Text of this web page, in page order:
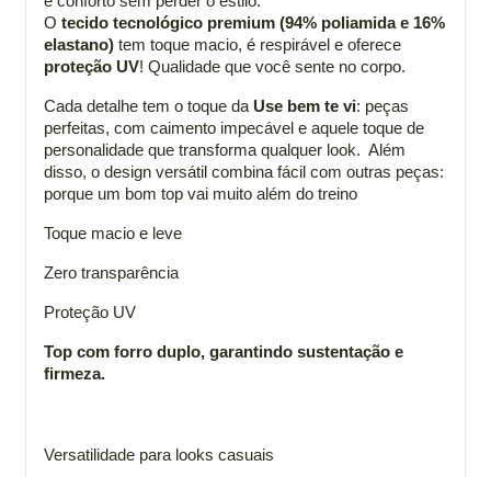
O tecido tecnológico premium (94% poliamida e 16%
elastano) tem toque macio, é respirável e oferece
proteção UV! Qualidade que você sente no corpo.
Cada detalhe tem o toque da Use bem te vi: peças
perfeitas, com caimento impecável e aquele toque de
personalidade que transforma qualquer look. Além
disso, o design versátil combina fácil com outras peças:
porque um bom top vai muito além do treino
Toque macio e leve
Zero transparência
Proteção UV
Top com forro duplo, garantindo sustentação e
firmeza.
Versatilidade para looks casuais